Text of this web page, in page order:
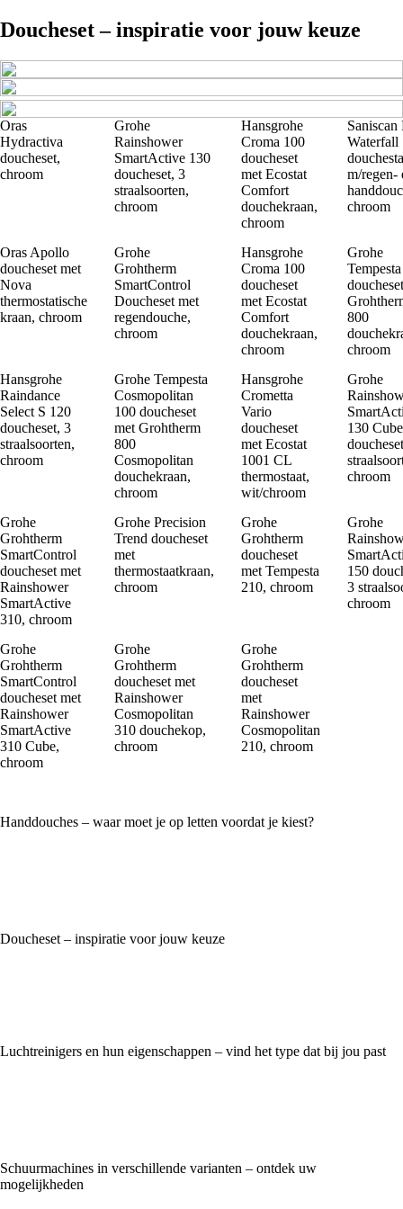
Doucheset – inspiratie voor jouw keuze
Oras
Hydractiva
doucheset,
chroom
Grohe
Rainshower
SmartActive 130
doucheset, 3
straalsoorten,
chroom
Hansgrohe
Croma 100
doucheset
met Ecostat
Comfort
douchekraan,
chroom
Waterfall
m/regen-
chroom
Oras Apollo
doucheset met
Nova
thermostatische
kraan, chroom
Grohe
Grohtherm
SmartControl
Doucheset met
regendouche,
chroom
Hansgrohe
Croma 100
doucheset
met Ecostat
Comfort
douchekraan,
chroom
Grohe
800
chroom
Hansgrohe
Raindance
Select S 120
doucheset, 3
straalsoorten,
chroom
Grohe Tempesta
Cosmopolitan
100 doucheset
met Grohtherm
800
Cosmopolitan
douchekraan,
chroom
Hansgrohe
Crometta
Vario
doucheset
met Ecostat
1001 CL
thermostaat,
wit/chroom
Grohe
130 Cube
chroom
Grohe
Grohtherm
SmartControl
doucheset met
Rainshower
SmartActive
310, chroom
Grohe Precision
Trend doucheset
met
thermostaatkraan,
chroom
Grohe
Grohtherm
doucheset
met Tempesta
210, chroom
Grohe
150
3
chroom
Grohe
Grohtherm
SmartControl
doucheset met
Rainshower
SmartActive
310 Cube,
chroom
Grohe
Grohtherm
doucheset met
Rainshower
Cosmopolitan
310 douchekop,
chroom
Grohe
Grohtherm
doucheset
met
Rainshower
Cosmopolitan
210, chroom
Handdouches – waar moet je op letten voordat je kiest?
Doucheset – inspiratie voor jouw keuze
Luchtreinigers en hun eigenschappen – vind het type dat bij jou past
Schuurmachines in verschillende varianten – ontdek uw
mogelijkheden